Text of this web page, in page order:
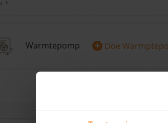
Warmtepomp + Doe